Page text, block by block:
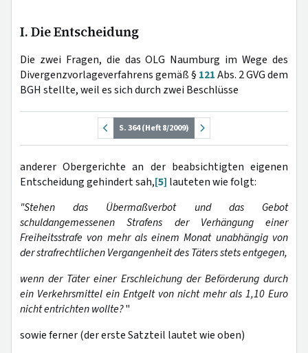
I. Die Entscheidung
Die zwei Fragen, die das OLG Naumburg im Wege des
Divergenzvorlageverfahrens gemäß § 121Abs. 2 GVG dem
BGH stellte, weil es sich durch zwei Beschlüsse
S. 364 (Heft 8/2009)
anderer Obergerichte an der beabsichtigten eigenen
Entscheidung gehindert sah,[5] lauteten wie folgt:
"Stehen das Übermaßverbot und das Gebot
schuldangemessenen Strafens der Verhängung einer
Freiheitsstrafe von mehr als einem Monat unabhängig von
der strafrechtlichen Vergangenheit des Täters stets entgegen,
wenn der Täter einer Erschleichung der Beförderung durch
ein Verkehrsmittel ein Entgelt von nicht mehr als 1,10 Euro
nicht entrichten wollte?"
sowie ferner (der erste Satzteil lautet wie oben)